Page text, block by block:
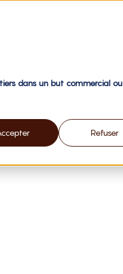
dans un but commercial ou
Refuser